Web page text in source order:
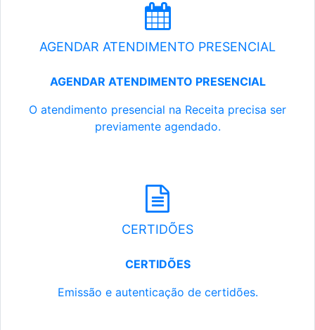
AGENDAR ATENDIMENTO PRESENCIAL
AGENDAR ATENDIMENTO PRESENCIAL
O atendimento presencial na Receita precisa ser
previamente agendado.
CERTIDÕES
CERTIDÕES
Emissão e autenticação de certidões.